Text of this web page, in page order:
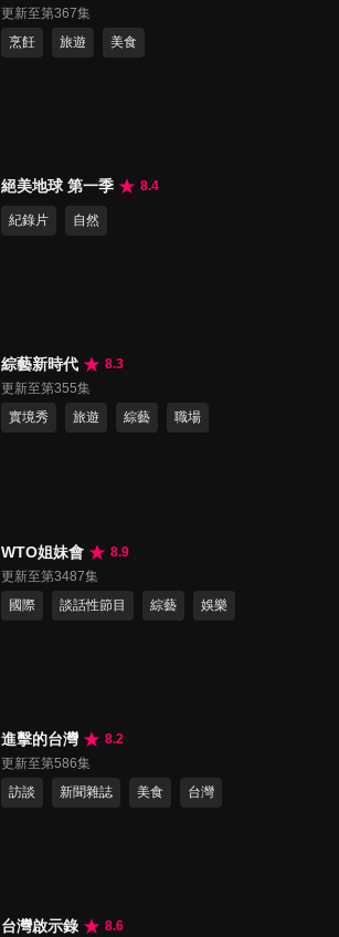
更新至第367集
烹飪
旅遊 美食
絕美地球 第一季 8.4
紀錄片 自然
綜藝新時代
8.3
更新至第355集
實境秀
旅遊 綜藝 職場
WTO姐妹會
8.9
更新至第3487集
國際
談話性節目 綜藝 娛樂
進擊的台灣
8.2
更新至第586集
訪談
新聞雜誌 美食 台灣
台灣啟示錄
8.6